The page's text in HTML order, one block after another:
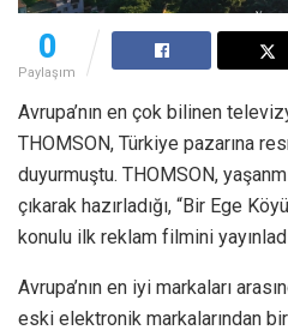
0
Paylaşım
Avrupa’nın en çok bilinen
THOMSON, Türkiye pazarına
duyurmuştu. THOMSON,
çıkarak hazırladığı, “Bir Ege
konulu ilk reklam filmini
Avrupa’nın en iyi markaları
eski elektronik markalarından